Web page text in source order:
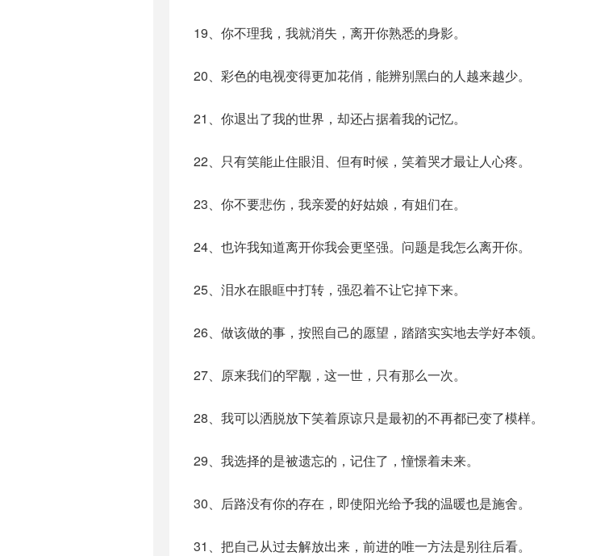
19、你不理我，我就消失，离开你熟悉的身影。
20、彩色的电视变得更加花俏，能辨别黑白的人越来越少。
21、你退出了我的世界，却还占据着我的记忆。
22、只有笑能止住眼泪、但有时候，笑着哭才最让人心疼。
23、你不要悲伤，我亲爱的好姑娘，有姐们在。
24、也许我知道离开你我会更坚强。问题是我怎么离开你。
25、泪水在眼眶中打转，强忍着不让它掉下来。
26、做该做的事，按照自己的愿望，踏踏实实地去学好本领。
27、原来我们的罕觏，这一世，只有那么一次。
28、我可以洒脱放下笑着原谅只是最初的不再都已变了模样。
29、我选择的是被遗忘的，记住了，憧憬着未来。
30、后路没有你的存在，即使阳光给予我的温暖也是施舍。
31、把自己从过去解放出来，前进的唯一方法是别往后看。